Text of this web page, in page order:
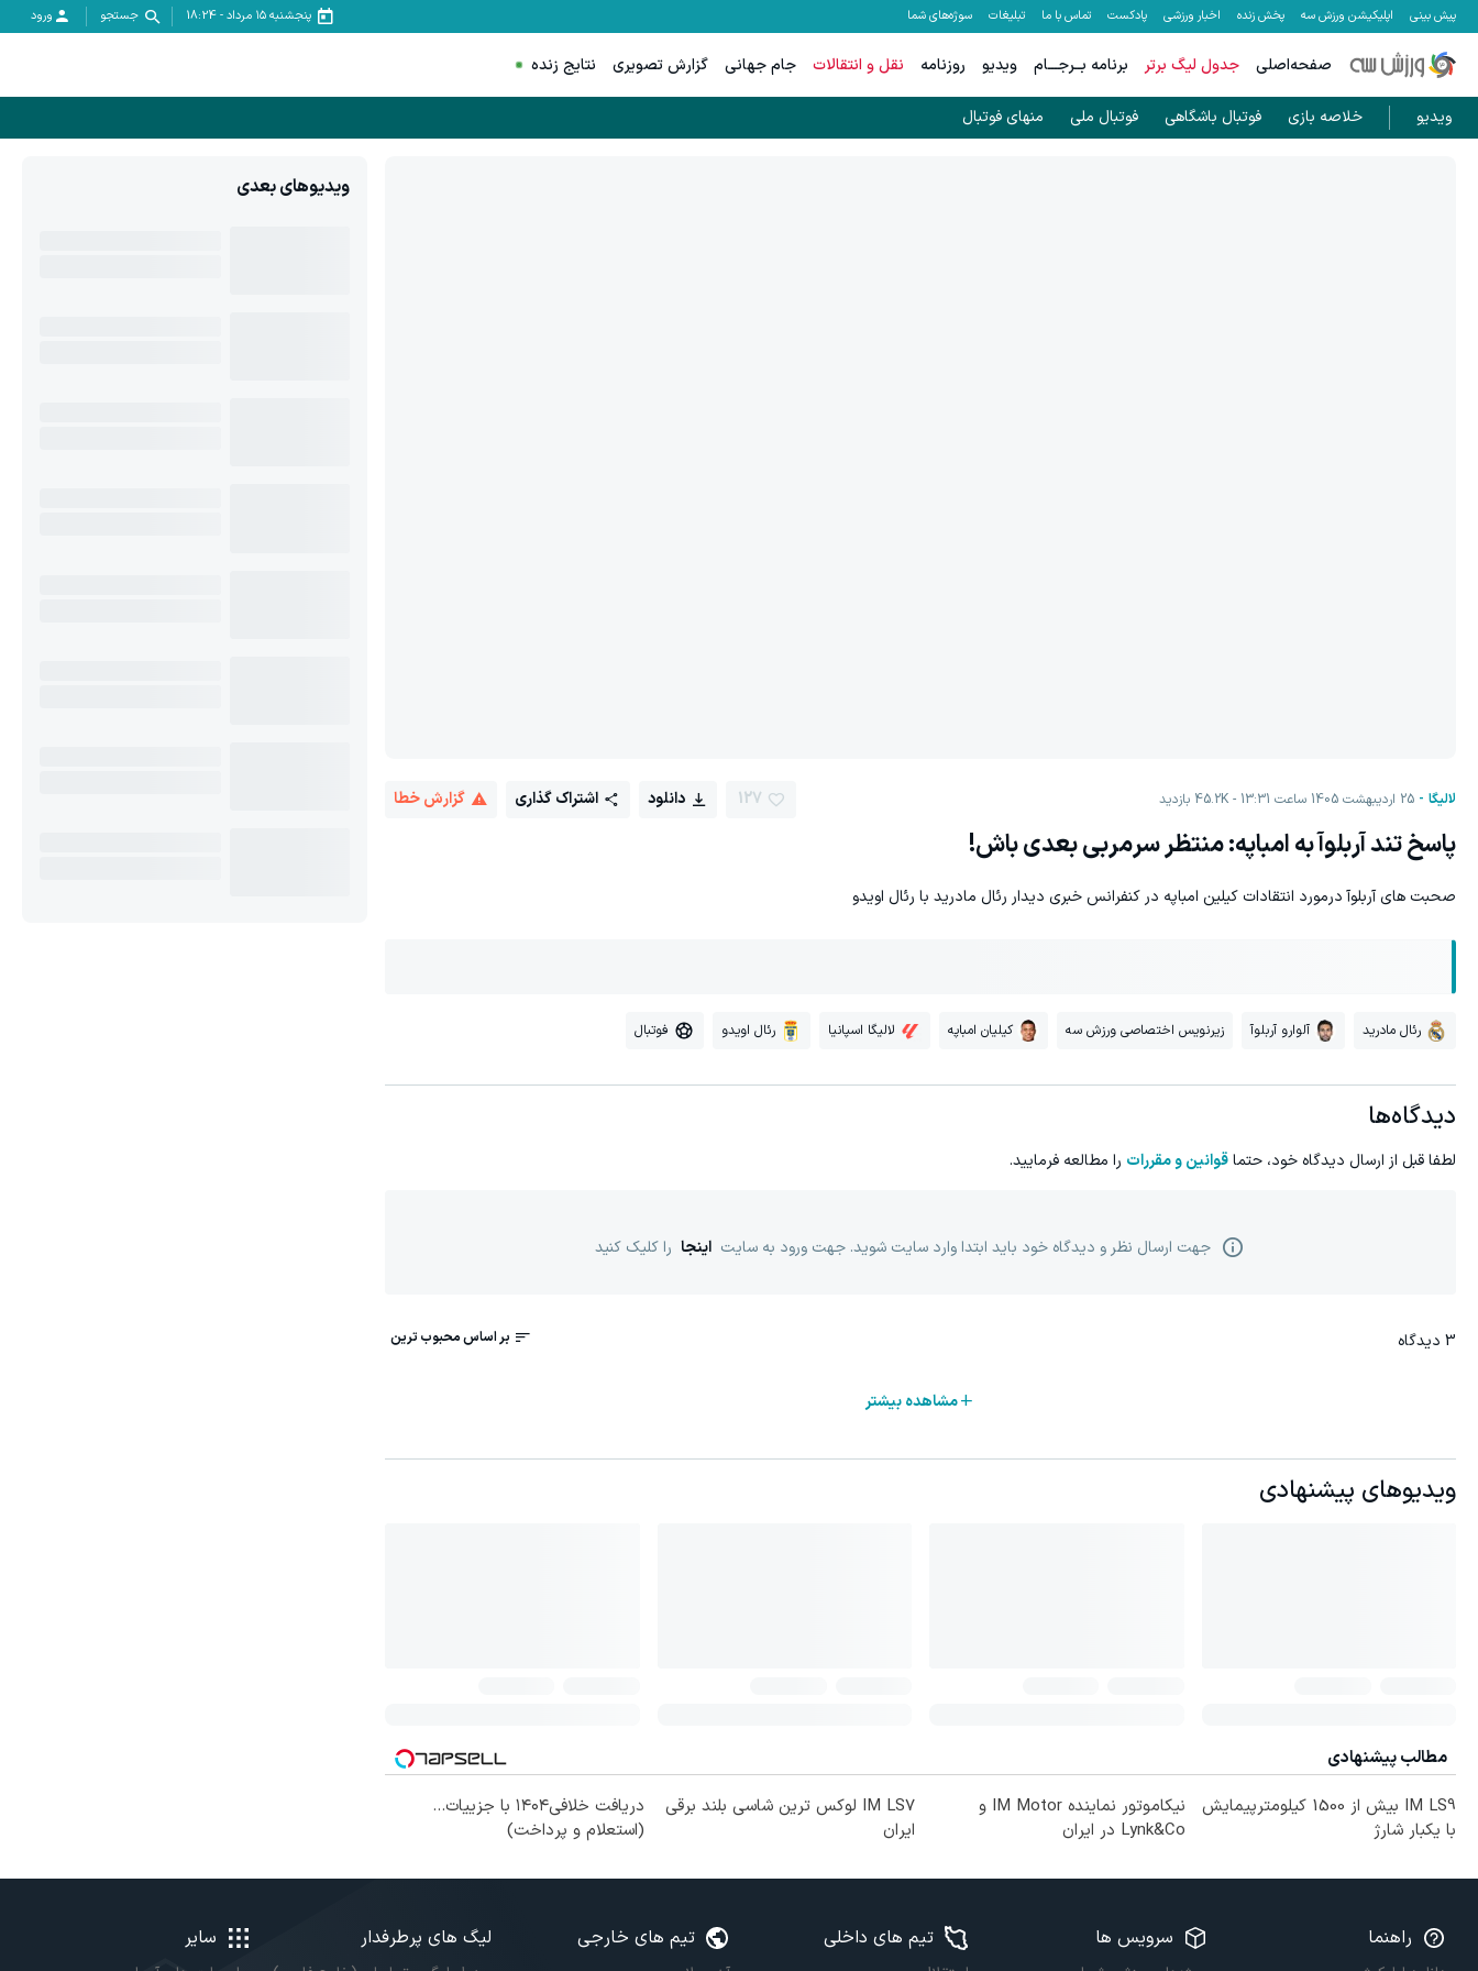
پیش بینی اپلیکیشن ورزش سه پخش زنده اخبار ورزشی پادکست تماس با ما تبلیغات سوژه‌های شما پنجشنبه ۱۵ مرداد -
18:24 جستجو ورود
صفحه‌اصلی جدول لیگ برتر برنامه بــرجـــام ویدیو روزنامه نقل و انتقالات جام جهانی گزارش تصویری نتایج زنده
ویدیو خلاصه بازی فوتبال باشگاهی فوتبال ملی منهای فوتبال
لالیگا 25 اردیبهشت 1405 ساعت 13:31 45.2K بازدید 127 دانلود اشتراک گذاری گزارش خطا
پاسخ تند آربلوآ به امباپه: منتظر سرمربی بعدی باش!
صحبت های آربلوآ درمورد انتقادات کیلین امباپه در کنفرانس خبری دیدار رئال مادرید با رئال اویدو
رئال مادرید آلوارو آربلوآ زیرنویس اختصاصی ورزش سه کیلیان امباپه لالیگا اسپانیا رئال اویدو فوتبال
دیدگاه‌ها
لطفا قبل از ارسال دیدگاه خود، حتماقوانین و مقررات را مطالعه فرمایید.
جهت ارسال نظر و دیدگاه خود باید ابتدا وارد سایت شوید. جهت ورود به سایت اینجا را کلیک کنید
3 دیدگاه
مشاهده بیشتر
ویدیوهای پیشنهادی
مطالب پیشنهادی
IM LS9 بیش از 1500 کیلومترپیمایش
با یکبار شارژ
نیکاموتور نماینده IM Motor و
Lynk&Co در ایران
IM LS7 لوکس ترین شاسی بلند برقی
ایران
دریافت خلافی۱۴۰۴ با جزییات...
(استعلام و پرداخت)
ویدیوهای بعدی
راهنما سرویس ها تیم های داخلی تیم های خارجی لیگ های پرطرفدار سایر